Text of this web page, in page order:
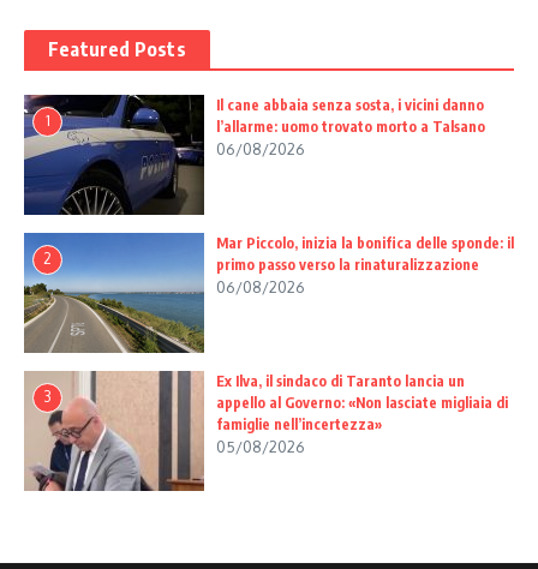
Featured Posts
1
Il cane abbaia senza sosta, i vicini danno
l’allarme: uomo trovato morto a Talsano
06/08/2026
2
Mar Piccolo, inizia la bonifica delle sponde: il
primo passo verso la rinaturalizzazione
06/08/2026
3
Ex Ilva, il sindaco di Taranto lancia un
appello al Governo: «Non lasciate migliaia di
famiglie nell’incertezza»
05/08/2026